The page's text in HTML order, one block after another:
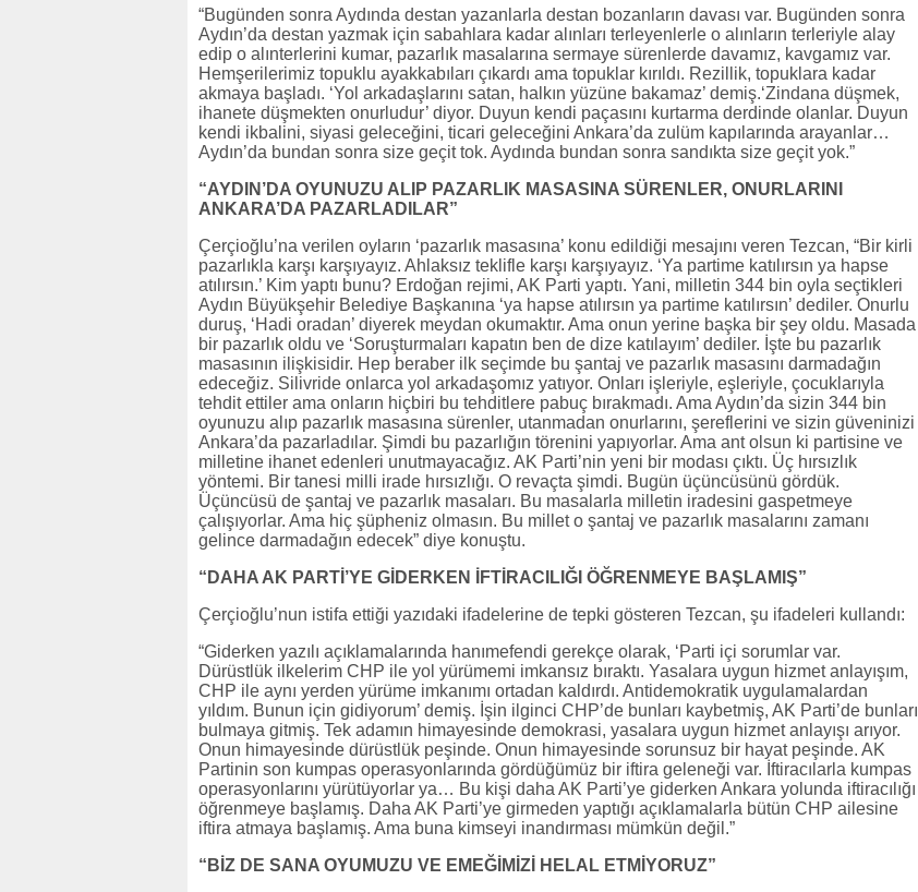
“Bugünden sonra Aydında destan yazanlarla destan bozanların davası var. Bugünden sonra
Aydın’da destan yazmak için sabahlara kadar alınları terleyenlerle o alınların terleriyle alay
edip o alınterlerini kumar, pazarlık masalarına sermaye sürenlerde davamız, kavgamız var.
Hemşerilerimiz topuklu ayakkabıları çıkardı ama topuklar kırıldı. Rezillik, topuklara kadar
akmaya başladı. ‘Yol arkadaşlarını satan, halkın yüzüne bakamaz’ demiş.‘Zindana düşmek,
ihanete düşmekten onurludur’ diyor. Duyun kendi paçasını kurtarma derdinde olanlar. Duyun
kendi ikbalini, siyasi geleceğini, ticari geleceğini Ankara’da zulüm kapılarında arayanlar…
Aydın’da bundan sonra size geçit tok. Aydında bundan sonra sandıkta size geçit yok.”
“AYDIN’DA OYUNUZU ALIP PAZARLIK MASASINA SÜRENLER, ONURLARINI
ANKARA’DA PAZARLADILAR”
Çerçioğlu’na verilen oyların ‘pazarlık masasına’ konu edildiği mesajını veren Tezcan, “Bir kirli
pazarlıkla karşı karşıyayız. Ahlaksız teklifle karşı karşıyayız. ‘Ya partime katılırsın ya hapse
atılırsın.’ Kim yaptı bunu? Erdoğan rejimi, AK Parti yaptı. Yani, milletin 344 bin oyla seçtikleri
Aydın Büyükşehir Belediye Başkanına ‘ya hapse atılırsın ya partime katılırsın’ dediler. Onurlu
duruş, ‘Hadi oradan’ diyerek meydan okumaktır. Ama onun yerine başka bir şey oldu. Masada
bir pazarlık oldu ve ‘Soruşturmaları kapatın ben de dize katılayım’ dediler. İşte bu pazarlık
masasının ilişkisidir. Hep beraber ilk seçimde bu şantaj ve pazarlık masasını darmadağın
edeceğiz. Silivride onlarca yol arkadaşomız yatıyor. Onları işleriyle, eşleriyle, çocuklarıyla
tehdit ettiler ama onların hiçbiri bu tehditlere pabuç bırakmadı. Ama Aydın’da sizin 344 bin
oyunuzu alıp pazarlık masasına sürenler, utanmadan onurlarını, şereflerini ve sizin güveninizi
Ankara’da pazarladılar. Şimdi bu pazarlığın törenini yapıyorlar. Ama ant olsun ki partisine ve
milletine ihanet edenleri unutmayacağız. AK Parti’nin yeni bir modası çıktı. Üç hırsızlık
yöntemi. Bir tanesi milli irade hırsızlığı. O revaçta şimdi. Bugün üçüncüsünü gördük.
Üçüncüsü de şantaj ve pazarlık masaları. Bu masalarla milletin iradesini gaspetmeye
çalışıyorlar. Ama hiç şüpheniz olmasın. Bu millet o şantaj ve pazarlık masalarını zamanı
gelince darmadağın edecek” diye konuştu.
“DAHA AK PARTİ’YE GİDERKEN İFTİRACILIĞI ÖĞRENMEYE BAŞLAMIŞ”
Çerçioğlu’nun istifa ettiği yazıdaki ifadelerine de tepki gösteren Tezcan, şu ifadeleri kullandı:
“Giderken yazılı açıklamalarında hanımefendi gerekçe olarak, ‘Parti içi sorumlar var.
Dürüstlük ilkelerim CHP ile yol yürümemi imkansız bıraktı. Yasalara uygun hizmet anlayışım,
CHP ile aynı yerden yürüme imkanımı ortadan kaldırdı. Antidemokratik uygulamalardan
yıldım. Bunun için gidiyorum’ demiş. İşin ilginci CHP’de bunları kaybetmiş, AK Parti’de bunları
bulmaya gitmiş. Tek adamın himayesinde demokrasi, yasalara uygun hizmet anlayışı arıyor.
Onun himayesinde dürüstlük peşinde. Onun himayesinde sorunsuz bir hayat peşinde. AK
Partinin son kumpas operasyonlarında gördüğümüz bir iftira geleneği var. İftiracılarla kumpas
operasyonlarını yürütüyorlar ya… Bu kişi daha AK Parti’ye giderken Ankara yolunda iftiracılığı
öğrenmeye başlamış. Daha AK Parti’ye girmeden yaptığı açıklamalarla bütün CHP ailesine
iftira atmaya başlamış. Ama buna kimseyi inandırması mümkün değil.”
“BİZ DE SANA OYUMUZU VE EMEĞİMİZİ HELAL ETMİYORUZ”